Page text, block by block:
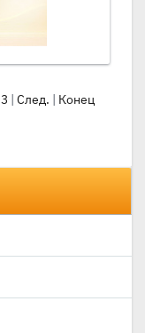
3 | След. | Конец